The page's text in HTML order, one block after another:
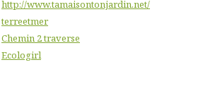
http://www.tamaisontonjardin.net/
terreetmer
Chemin 2 traverse
Ecologirl